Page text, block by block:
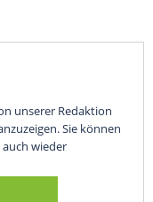
unserer Redaktion
Sie können
wieder